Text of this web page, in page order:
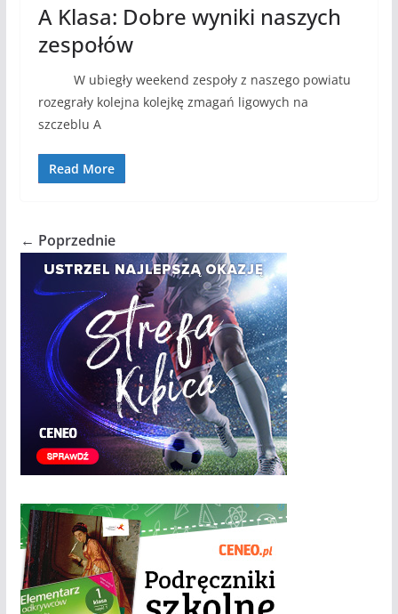
A Klasa: Dobre wyniki naszych
zespołów
W ubiegły weekend zespoły z naszego powiatu
rozegrały kolejna kolejkę zmagań ligowych na
szczeblu A
Read More
← Poprzednie